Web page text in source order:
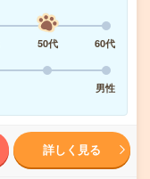
50代
60代
男性
詳しく見る